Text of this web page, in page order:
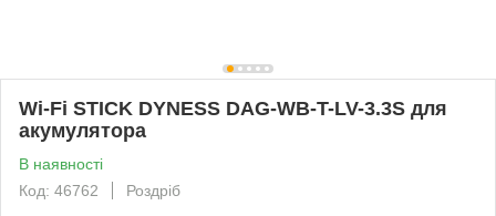
Wi-Fi STICK DYNESS DAG-WB-T-LV-3.3S для
акумулятора
В наявності
Код: 46762
Роздріб